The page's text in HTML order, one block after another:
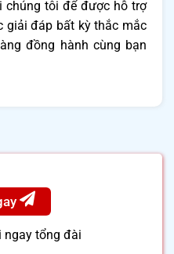
chúng tôi để được hỗ trợ
giải đáp bất kỳ thắc mắc
đồng hành cùng bạn
ngay tổng đài